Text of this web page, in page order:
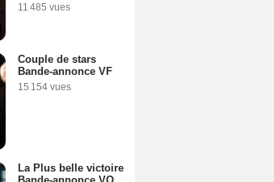
11 485 vues
Couple de stars
Bande-annonce VF
15 154 vues
La Plus belle victoire